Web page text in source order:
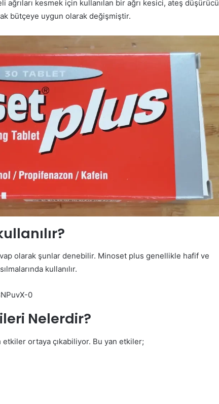
kesmek için kullanılan bir ağrı kesici, ateş düşürücü
bütçeye uygun olarak değişmiştir.
olarak şunlar denebilir. Minoset plus genellikle hafif ve
kullanılır.
0
Nelerdir?
etkiler ortaya çıkabiliyor. Bu yan etkiler;